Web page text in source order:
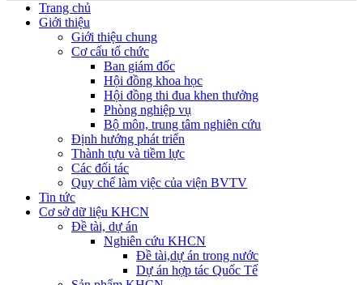
Trang chủ
Giới thiệu
Giới thiệu chung
Cơ cấu tổ chức
Ban giám đốc
Hội đồng khoa học
Hội đồng thi đua khen thưởng
Phòng nghiệp vụ
Bộ môn, trung tâm nghiên cứu
Định hướng phát triển
Thành tựu và tiềm lực
Các đối tác
Quy chế làm việc của viện BVTV
Tin tức
Cơ sở dữ liệu KHCN
Đề tài, dự án
Nghiên cứu KHCN
Đề tài,dự án trong nước
Dự án hợp tác Quốc Tế